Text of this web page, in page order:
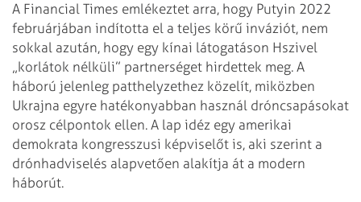
A Financial Times emlékeztet arra, hogy Putyin 2022
februárjában indította el a teljes körű inváziót, nem
sokkal azután, hogy egy kínai látogatáson Hszivel
„korlátok nélküli” partnerséget hirdettek meg. A
háború jelenleg patthelyzethez közelít, miközben
Ukrajna egyre hatékonyabban használ dróncsapásokat
orosz célpontok ellen. A lap idéz egy amerikai
demokrata kongresszusi képviselőt is, aki szerint a
drónhadviselés alapvetően alakítja át a modern
háborút.